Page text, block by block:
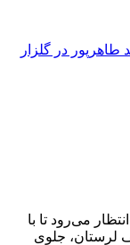
در گلزار
می‌رود تا با
لرستان، جلوی